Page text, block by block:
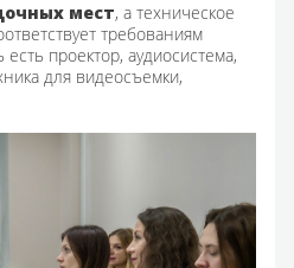
мест, а техническое
требованиям
проектор, аудиосистема,
для видеосъемки,